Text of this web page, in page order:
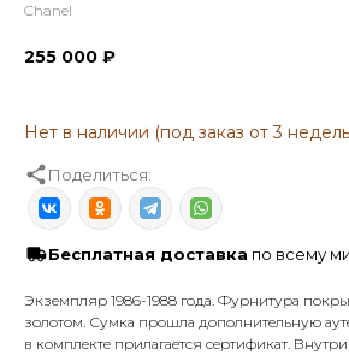
Chanel
255 000 ₽
Поделиться:
Бесплатная доставка по всему
Экземпляр 1986-1988 года. Фурнитура
золотом. Сумка прошла дополнительную
в комплекте прилагается сертификат.